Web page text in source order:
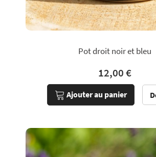
Pot droit noir et bleu
12,00 €
Ajouter au panier